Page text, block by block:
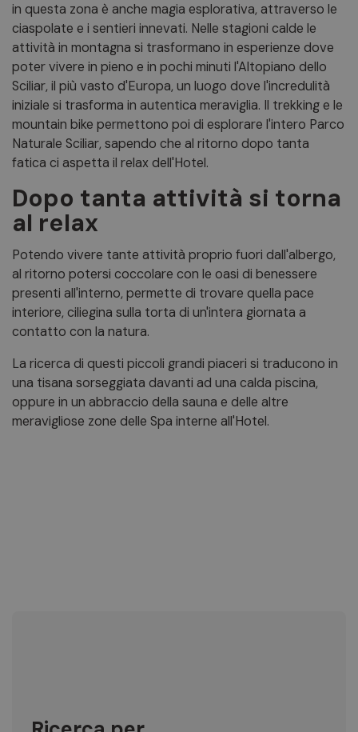
in questa zona è anche magia esplorativa, attraverso le
ciaspolate e i sentieri innevati. Nelle stagioni calde le
attività in montagna si trasformano in esperienze dove
poter vivere in pieno e in pochi minuti l'Altopiano dello
Sciliar, il più vasto d'Europa, un luogo dove l'incredulità
iniziale si trasforma in autentica meraviglia. Il trekking e le
mountain bike permettono poi di esplorare l'intero Parco
Naturale Sciliar, sapendo che al ritorno dopo tanta
fatica ci aspetta il relax dell'Hotel.
Dopo tanta attività si torna
al relax
Potendo vivere tante attività proprio fuori dall'albergo,
al ritorno potersi coccolare con le oasi di benessere
presenti all'interno, permette di trovare quella pace
interiore, ciliegina sulla torta di un'intera giornata a
contatto con la natura.
La ricerca di questi piccoli grandi piaceri si traducono in
una tisana sorseggiata davanti ad una calda piscina,
oppure in un abbraccio della sauna e delle altre
meravigliose zone delle Spa interne all'Hotel.